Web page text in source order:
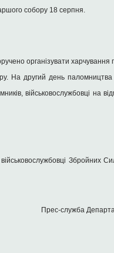
собору 18 серпня.
організувати
На другий день паломництва
військовослужбовці на
Збройних
Прес-служба